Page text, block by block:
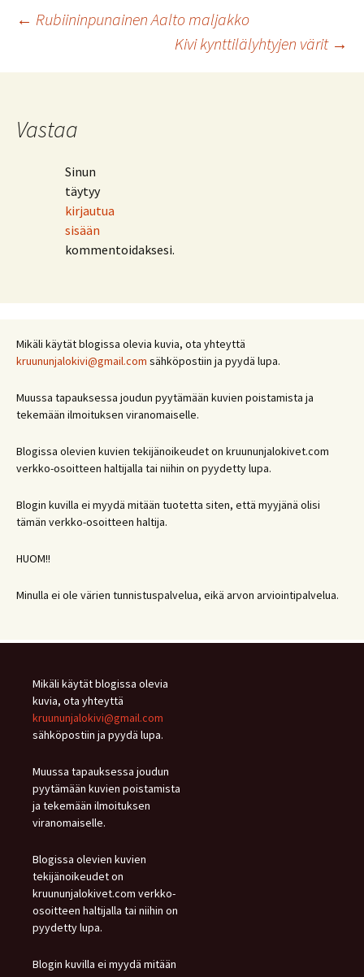
Artikkelien
selaus
← Rubiininpunainen Aalto maljakko
Kivi kynttilälyhtyjen värit →
Vastaa
Sinun
täytyy
kirjautua
sisään
kommentoidaksesi.
Mikäli käytät blogissa olevia kuvia, ota yhteyttä
kruununjalokivi@gmail.com sähköpostiin ja pyydä lupa.
Muussa tapauksessa joudun pyytämään kuvien poistamista ja
tekemään ilmoituksen viranomaiselle.
Blogissa olevien kuvien tekijänoikeudet on kruununjalokivet.com
verkko-osoitteen haltijalla tai niihin on pyydetty lupa.
Blogin kuvilla ei myydä mitään tuotetta siten, että myyjänä olisi
tämän verkko-osoitteen haltija.
HUOM!!
Minulla ei ole värien tunnistuspalvelua, eikä arvon arviointipalvelua.
Mikäli käytät blogissa olevia
kuvia, ota yhteyttä
kruununjalokivi@gmail.com
sähköpostiin ja pyydä lupa.
Muussa tapauksessa joudun
pyytämään kuvien poistamista
ja tekemään ilmoituksen
viranomaiselle.
Blogissa olevien kuvien
tekijänoikeudet on
kruununjalokivet.com verkko-
osoitteen haltijalla tai niihin on
pyydetty lupa.
Blogin kuvilla ei myydä mitään